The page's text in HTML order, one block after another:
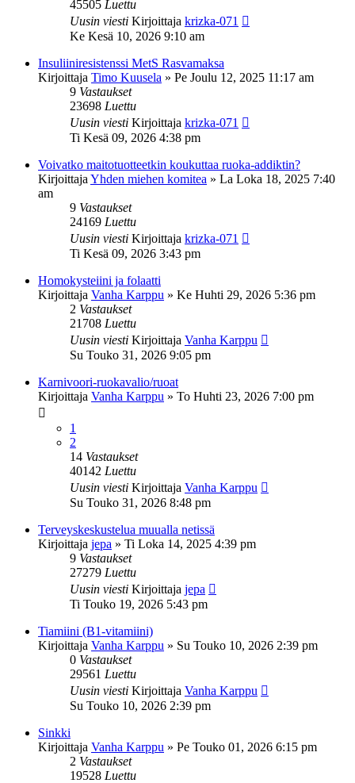
45505 Luettu
Uusin viesti Kirjoittaja krizka-071
Ke Kesä 10, 2026 9:10 am
Insuliiniresistenssi MetS Rasvamaksa
Kirjoittaja Timo Kuusela » Pe Joulu 12, 2025 11:17 am
9 Vastaukset
23698 Luettu
Uusin viesti Kirjoittaja krizka-071
Ti Kesä 09, 2026 4:38 pm
Voivatko maitotuotteetkin koukuttaa ruoka-addiktin?
Kirjoittaja Yhden miehen komitea » La Loka 18, 2025 7:40
am
9 Vastaukset
24169 Luettu
Uusin viesti Kirjoittaja krizka-071
Ti Kesä 09, 2026 3:43 pm
Homokysteiini ja folaatti
Kirjoittaja Vanha Karppu » Ke Huhti 29, 2026 5:36 pm
2 Vastaukset
21708 Luettu
Uusin viesti Kirjoittaja Vanha Karppu
Su Touko 31, 2026 9:05 pm
Karnivoori-ruokavalio/ruoat
Kirjoittaja Vanha Karppu » To Huhti 23, 2026 7:00 pm
1
2
14 Vastaukset
40142 Luettu
Uusin viesti Kirjoittaja Vanha Karppu
Su Touko 31, 2026 8:48 pm
Terveyskeskustelua muualla netissä
Kirjoittaja jepa » Ti Loka 14, 2025 4:39 pm
9 Vastaukset
27279 Luettu
Uusin viesti Kirjoittaja jepa
Ti Touko 19, 2026 5:43 pm
Tiamiini (B1-vitamiini)
Kirjoittaja Vanha Karppu » Su Touko 10, 2026 2:39 pm
0 Vastaukset
29561 Luettu
Uusin viesti Kirjoittaja Vanha Karppu
Su Touko 10, 2026 2:39 pm
Sinkki
Kirjoittaja Vanha Karppu » Pe Touko 01, 2026 6:15 pm
2 Vastaukset
19528 Luettu